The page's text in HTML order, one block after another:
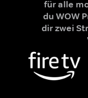
für alle
du WOW
dir zwei